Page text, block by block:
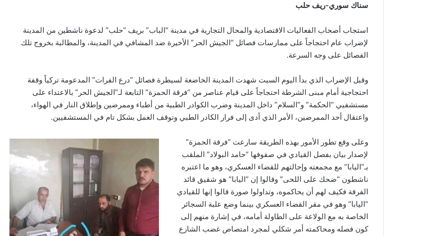
سناك سوري-ريف حلب
استجاب أصحاب الفعاليات الاقتصادية والمحال التجارية في مدينة “الباب” بريف “حلب” لدعوة ناشطين من المدينة
لإضراب عام احتجاجاً على ممارسات فصائل “الجيش الحر” الأخيرة ضد المشافي في المدينة، والمطالبة بخروج تلك
الفصائل على وجه السرعة.
وقبل الإضراب الذي بدأ اليوم السبت شهدت المدينة الخاضعة لسيطرة فصائل “درع الفرات” المدعومة تركياً وقفة
احتجاجية أمام مبنى الشرطة احتجاجاً على قيام عناصر من “فرقة الحمزة” التابعة لـ”الجيش الحر” بالاعتداء على
مستشفيي “الحكمة” و”السلام” داخل المدينة وضرب الكوادر الطبية من أطباء وممرضين وإطلاق النار في الهواء،
واعتقال أحد الممرضين، الأمر الذي أدى إلى فرار الكادر الطبي وتوقف العمل بشكل تام في المستشفيين.
وعلى وقع تطور الأمور بهذه الطريقة سارعت “فرقة الحمزة”
لإصدار بيان بفصل القيادي في صفوفها “حامد البولاد” الملقب
بـ”اليابا” مع مجمعته وإحالتهم للقضاء العسكري، وهو ما اعتبره
ناشطون “ضحك على اللحى” وقالوا إن “اليابا” هو شقيق قائد
الفرقة فكيف لهم أن يحاكموه، وتداولوا صورة قالوا إنها للقيادي
“اليابا” وهو في مقر القضاء العسكري بينما وضع علبة السجائر
الخاصة به مع الولاعة على الطاولة أمامه، في إشارة منهم إلى
كون فصله ومحاكمته أمر شكلي لمجرد امتصاص غضب الشارع